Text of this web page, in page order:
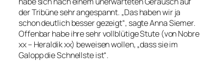
der Tribüne sehr angespannt. „Das haben wir ja
schon deutlich besser gezeigt“, sagte Anna Siemer.
Offenbar habe ihre sehr vollblütige Stute (von Nobre
xx – Heraldik xx) beweisen wollen, „dass sie im
Galopp die Schnellste ist“.